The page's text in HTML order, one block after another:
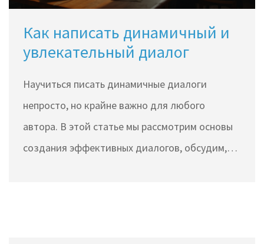
Как написать динамичный и
увлекательный диалог
Научиться писать динамичные диалоги
непросто, но крайне важно для любого
автора. В этой статье мы рассмотрим основы
создания эффективных диалогов, обсудим,